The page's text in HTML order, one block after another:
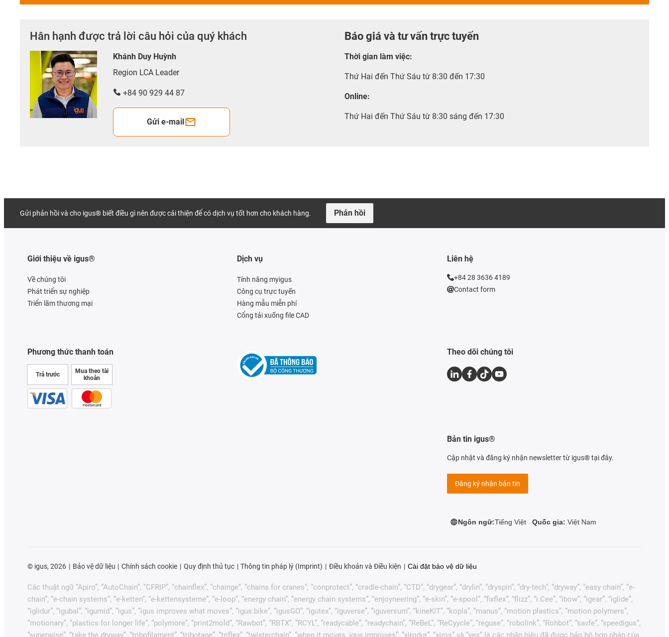
Hân hạnh được trả lời câu hỏi của quý khách
Khánh Duy Huỳnh
Region LCA Leader
+84 90 929 44 87
Gửi e-mail
Báo giá và tư vấn trực tuyến
Thời gian làm việc:
Thứ Hai đến Thứ Sáu từ 8:30 đến 17:30
Online:
Thứ Hai đến Thứ Sáu từ 8:30 sáng đến 17:30
Gửi phản hồi và cho igus® biết điều gì nên được cải thiện để có dịch vụ tốt hơn cho khách hàng. Phản hồi
Giới thiệu về igus®
Về chúng tôi
Phát triển sự nghiệp
Triển lãm thương mại
Phương thức thanh toán
Trả trước
Mua theo tài
khoản
Dịch vụ
Tính năng myigus
Công cụ trực tuyến
Hàng mẫu miễn phí
Cổng tải xuống file CAD
Liên hệ
+84 28 3636 4189
Contact form
Theo dõi chúng tôi
Bản tin igus®
Cập nhật và đăng ký nhận newsletter từ igus® tại đây.
Đăng ký nhận bản tin
Ngôn ngữ:Tiếng Việt Quốc gia: Việt Nam
© igus, 2026 Bảo vệ dữ liệu Chính sách cookie Quy định thủ tục Thông tin pháp lý (Imprint) Điều khoản và Điều kiện Cài đặt bảo vệ dữ liệu
Các thuật ngữ “Apiro”, “AutoChain”, “CFRIP”, “chainflex”, “chainge”, “chains for cranes”, “conprotect”, “cradle-chain”, “CTD”, “drygear”, “drylin”, “dryspin”, “dry-tech”, “dryway”, “easy chain”, “e-
chain”, “e-chain systems”, “e-ketten”, “e-kettensysteme”, “e-loop”, “energy chain”, “energy chain systems”, “enjoyneering”, “e-skin”, “e-spool”, “fixflex”, “flizz”, “i.Cee”, “ibow”, “igear”, “iglide”,
“iglidur”, “igubal”, “igumid”, “igus”, “igus improves what moves”, “igus:bike”, “igusGO”, “igutex”, “iguverse”, “iguversum”, “kineKIT”, “kopla”, “manus”, “motion plastics”, “motion polymers”,
“motionary”, “plastics for longer life”, “polymore”, “print2mold”, “Rawbot”, “RBTX”, “RCYL”, “readycable”, “readychain”, “ReBeL”, “ReCyycle”, “reguse”, “robolink”, “Rohbot”, “savfe”, “speedigus”,
“superwise”, “take the dryway”, “tribofilament”, “tribotape”, “triflex”, “twisterchain”, “when it moves, igus improves”, “xirodur”, “xiros” và “yes” là các nhãn hiệu đã được bảo hộ hợp pháp của